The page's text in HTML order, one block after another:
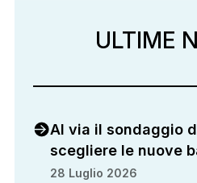
ULTIMEULTIME
Al via il sondaggio
scegliere le nuove
28 Luglio 2026